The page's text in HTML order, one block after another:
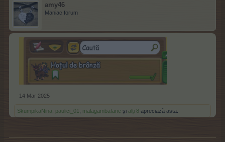
amy46
Maniac forum
14 Mar 2025
SkumpikaNina paulici_01 malagambafane și alți 8 apreciază asta.